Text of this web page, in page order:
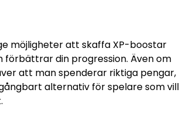
möjligheter att skaffa XP-boostar
förbättrar din progression. Även om
att man spenderar riktiga pengar,
alternativ för spelare som vill